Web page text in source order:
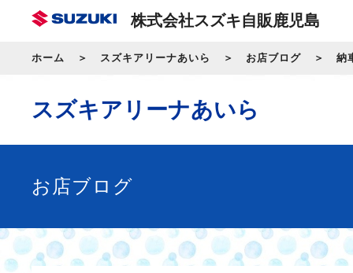
株式会社スズキ自販鹿児島
ホーム スズキアリーナあいら お店ブログ 納
スズキアリーナあいら
お店ブログ